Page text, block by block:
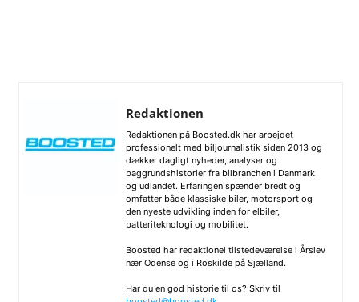
Redaktionen
Redaktionen på Boosted.dk har arbejdet
professionelt med biljournalistik siden 2013 og
dækker dagligt nyheder, analyser og
baggrundshistorier fra bilbranchen i Danmark
og udlandet. Erfaringen spænder bredt og
omfatter både klassiske biler, motorsport og
den nyeste udvikling inden for elbiler,
batteriteknologi og mobilitet.
Boosted har redaktionel tilstedeværelse i Årslev
nær Odense og i Roskilde på Sjælland.
Har du en god historie til os? Skriv til